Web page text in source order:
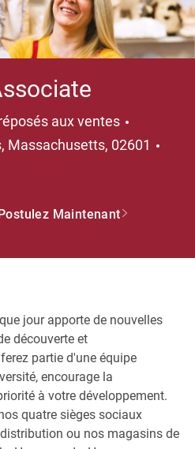
aux ventes
Massachusetts, 02601
Maintenant
jour apporte de nouvelles
découverte et
partie d'une équipe
encourage la
à votre développement.
quatre sièges sociaux
ou nos magasins de